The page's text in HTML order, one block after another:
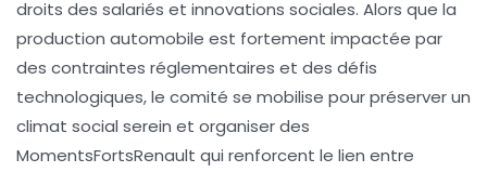
droits des salariés et innovations sociales. Alors que la
production automobile est fortement impactée par
des contraintes réglementaires et des défis
technologiques, le comité se mobilise pour préserver un
climat social serein et organiser des
MomentsFortsRenault qui renforcent le lien entre